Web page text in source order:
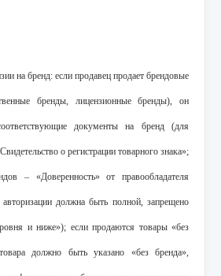
на бренд: если продавец продает брендовые
бренды, лицензионные бренды), он
документы на бренд (для
о регистрации товарного знака»;
– «Доверенность» от правообладателя
должна быть полной, запрещено
и ниже»); если продаются товары «без
должно быть указано «без бренда»,